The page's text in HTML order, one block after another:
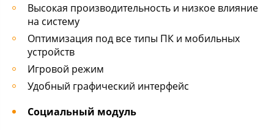
Высокая производительность и низкое влияние
на систему
Оптимизация под все типы ПК и мобильных
устройств
Игровой режим
Удобный графический интерфейс
Социальный модуль